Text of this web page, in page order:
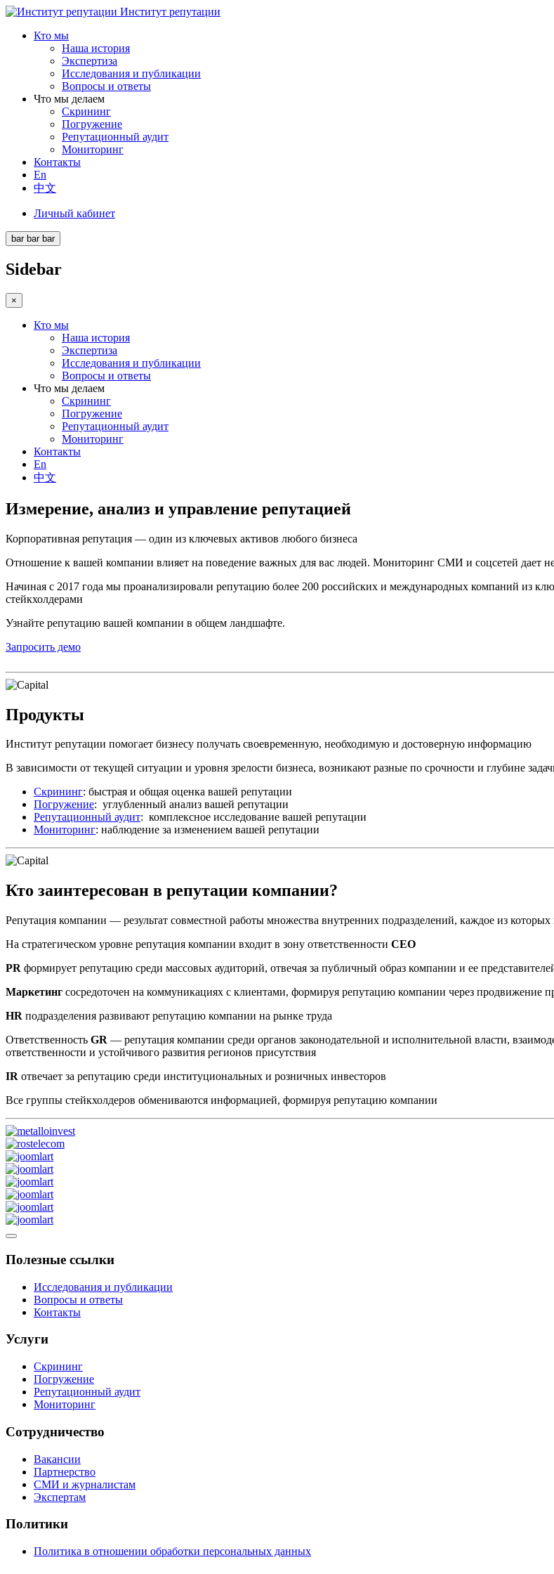
Институт репутации
Кто мы
Наша история
Экспертиза
Исследования и публикации
Вопросы и ответы
Что мы делаем
Скрининг
Погружение
Репутационный аудит
Мониторинг
Контакты
En
中文
Личный кабинет
bar bar bar
Sidebar
×
Кто мы
Наша история
Экспертиза
Исследования и публикации
Вопросы и ответы
Что мы делаем
Скрининг
Погружение
Репутационный аудит
Мониторинг
Контакты
En
中文
Измерение, анализ и управление репутацией
Корпоративная репутация — один из ключевых активов любого бизнеса
Отношение к вашей компании влияет на поведение важных для вас людей. Мониторинг СМИ и соцсетей дает
Начиная с 2017 года мы проанализировали репутацию более 200 российских и международных компаний из
стейкхолдерами
Узнайте репутацию вашей компании в общем ландшафте.
Запросить демо
Продукты
Институт репутации помогает бизнесу получать своевременную, необходимую и достоверную информацию
В зависимости от текущей ситуации и уровня зрелости бизнеса, возникают разные по срочности и глубине
Скрининг: быстрая и общая оценка вашей репутации
Погружение: углубленный анализ вашей репутации
Репутационный аудит: комплексное исследование вашей репутации
Мониторинг: наблюдение за изменением вашей репутации
Кто заинтересован в репутации компании?
Репутация компании — результат совместной работы множества внутренних подразделений, каждое из
На стратегическом уровне репутация компании входит в зону ответственности CEO
PR формирует репутацию среди массовых аудиторий, отвечая за публичный образ компании и ее
Маркетинг сосредоточен на коммуникациях с клиентами, формируя репутацию компании через продвижение
HR подразделения развивают репутацию компании на рынке труда
Ответственность GR — репутация компании среди органов законодательной и исполнительной власти,
ответственности и устойчивого развития регионов присутствия
IR отвечает за репутацию среди институциональных и розничных инвесторов
Все группы стейкхолдеров обмениваются информацией, формируя репутацию компании
Полезные ссылки
Исследования и публикации
Вопросы и ответы
Контакты
Услуги
Скрининг
Погружение
Репутационный аудит
Мониторинг
Сотрудничество
Вакансии
Партнерство
СМИ и журналистам
Экспертам
Политики
Политика в отношении обработки персональных данных